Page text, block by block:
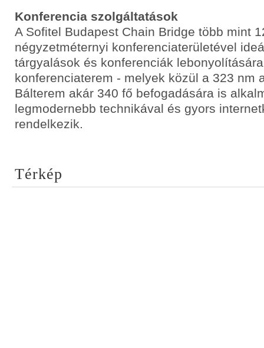
Konferencia szolgáltatások
A Sofitel Budapest Chain Bridge több mint
négyzetméternyi konferenciaterületével
tárgyalások és konferenciák
konferenciaterem - melyek közül a 323 nm
Bálterem akár 340 fő befogadására is
legmodernebb technikával és gyors
rendelkezik.
Térkép